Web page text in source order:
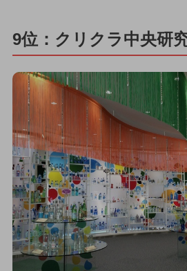
9位：クリクラ中央研